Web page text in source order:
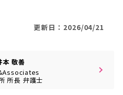
更新日：2026/04/21
本 敬善
所長 弁護士